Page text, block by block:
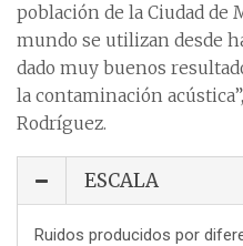
población de la Ciudad de
mundo se utilizan desde
dado muy buenos
la contaminación
Rodríguez.
ESCALA
Ruidos producidos por